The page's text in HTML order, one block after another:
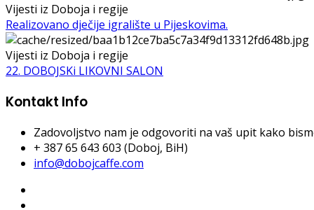
Vijesti iz Doboja i regije
Realizovano dječije igralište u Pijeskovima.
Vijesti iz Doboja i regije
22. DOBOJSKi LIKOVNI SALON
Kontakt Info
Zadovoljstvo nam je odgovoriti na vaš upit kako
+ 387 65 643 603 (Doboj, BiH)
info@dobojcaffe.com